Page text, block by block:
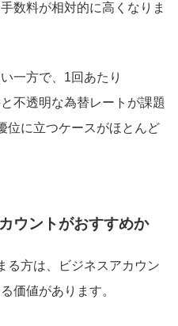
数料が相対的に高くなりま
一方で、1回あたり
不透明な為替レートが課題
位に立つケースがほとんど
ウントがおすすめか
る方は、ビジネスアカウン
価値があります。